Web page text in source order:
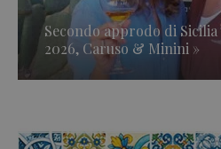
Secondo approdo di
2026, Caruso & Minini »